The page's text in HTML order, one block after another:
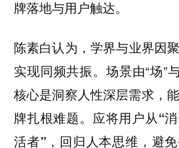
牌落地与用户触达。
陈素白认为， 学界与业界因
实现同频共振。场景由“场”
核心是洞察人性深层需求，
牌扎根难题。应将用户从“
活者” ，回归人本思维，避